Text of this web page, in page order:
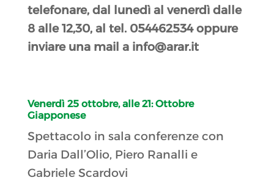
telefonare, dal lunedì al venerdì dalle
8 alle 12,30, al tel. 054462534 oppure
inviare una mail a info@arar.it
Venerdì 25 ottobre, alle 21:Ottobre
Giapponese
Spettacolo in sala conferenze con
Daria Dall’Olio, Piero Ranalli e
Gabriele Scardovi